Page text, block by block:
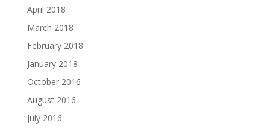
April 2018
March 2018
February 2018
January 2018
October 2016
August 2016
July 2016